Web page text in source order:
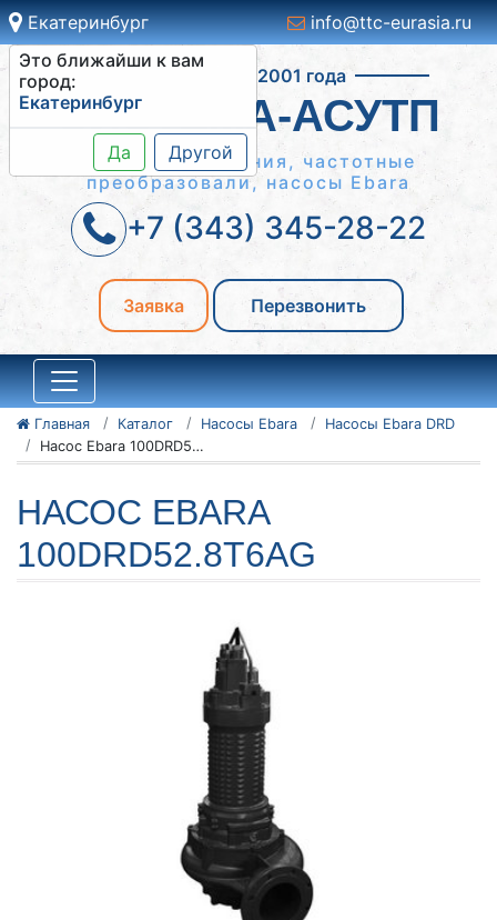
Екатеринбург
Это ближайши к вам
город:
Екатеринбург
Да Другой
info@ttc-eurasia.ru
Работаем с 2001 года
СИСТЕМА-АСУТП
Шкафы управления, частотные
преобразовали, насосы Ebara
+7 (343) 345-28-22
Заявка Перезвонить
Главная Каталог Насосы Ebara
Насосы Ebara DRD
Насос Ebara 100DRD52.8T6AG
НАСОС EBARA
100DRD52.8T6AG